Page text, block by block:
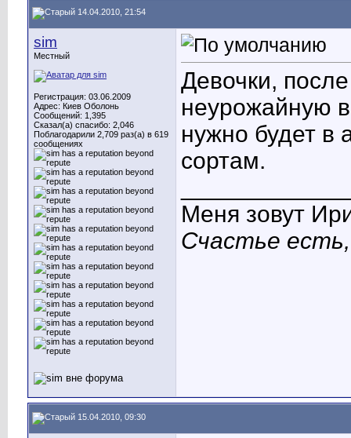
14.04.2010, 21:54
sim
Местный
Регистрация: 03.06.2009
Адрес: Киев Оболонь
Сообщений: 1,395
Сказал(а) спасибо: 2,046
Поблагодарили 2,709 раз(а) в 619
сообщениях
Девочки,
неурожайную
нужно будет в
сортам.
Меня зовут
Счастье
15.04.2010, 09:30